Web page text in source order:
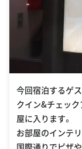
今回宿泊するゲ
クイン&チェック
屋に入ります。
お部屋のインテ
国際通りでピザ